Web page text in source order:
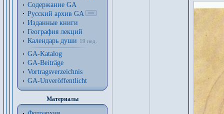
Содержание GA
Русский архив GA
Изданные книги
География лекций
Календарь души
19 нед.
GA-Katalog
GA-Beiträge
Vortragsverzeichnis
GA-Unveröffentlicht
Материалы